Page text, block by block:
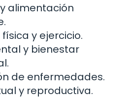
alimentación
y ejercicio.
y bienestar
de enfermedades.
y reproductiva.